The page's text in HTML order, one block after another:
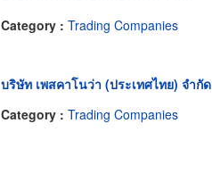
Category : Trading Companies
บริษัท เพสคาโนว่า (ประเทศไทย) จำกัด
Category : Trading Companies